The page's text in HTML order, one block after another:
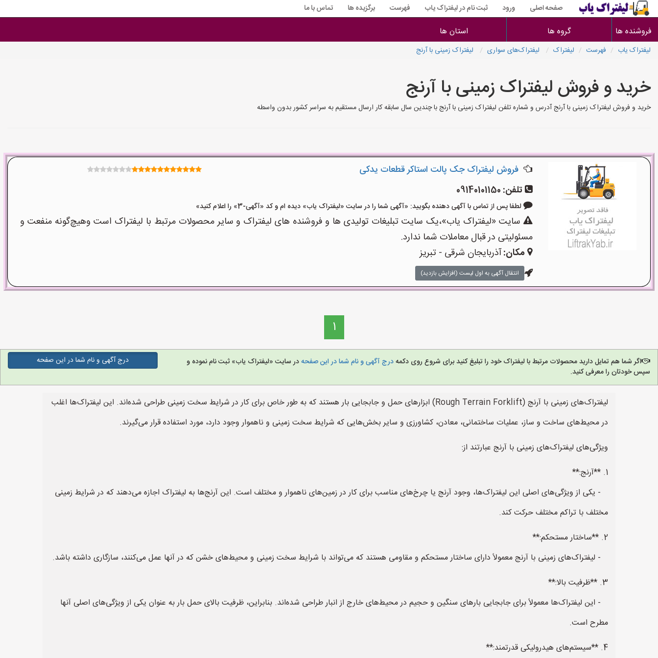
صفحه اصلی ورود ثبت نام در لیفتراک یاب فهرست برگزیده ها تماس با ما
فروشنده ها گروه ها استان ها
لیفتراک یاب فهرست لیفتراک لیفتراک‌های سواری لیفتراک‌ زمینی با آرنج
خرید و فروش لیفتراک‌ زمینی با آرنج
خرید و فروش لیفتراک‌ زمینی با آرنج آدرس و شماره تلفن لیفتراک‌ زمینی با آرنج با چندین سال سابقه کار ارسال مستقیم به سراسر کشور بدون واسطه
فروش لیفتراک جک پالت استاکر قطعات یدکی
تلفن: 09140101150
لطفا پس از تماس با آگهی دهنده بگویید: «آگهی شما را در سایت «لیفتراک یاب» دیده ام و کد «آگهی-3» را اعلام کنید»
سایت «لیفتراک یاب»،یک سایت تبلیغات تولیدی ها و فروشنده های لیفتراک و سایر محصولات مرتبط با لیفتراک است وهیچ‌گونه منفعت و
مسئولیتی در قبال معاملات شما ندارد.
مکان:آذربایجان شرقی - تبریز
انتقال آگهی به اول لیست (افزایش بازدید)
1
اگر شما هم تمایل دارید محصولات مرتبط با لیفتراک خود را تبلیغ کنید برای شروع روی دکمهدرج آگهی و نام شما در این صفحهدر سایت «لیفتراک یاب» ثبت نام نموده و
سپس خودتان را معرفی کنید.
درج آگهی و نام شما در این صفحه
لیفتراک‌های زمینی با آرنج (Rough Terrain Forklift) ابزارهای حمل و جابجایی بار هستند که به طور خاص برای کار در شرایط سخت زمینی طراحی شده‌اند. این لیفتراک‌ها اغلب
در محیط‌های ساخت و ساز، عملیات ساختمانی، معادن، کشاورزی و سایر بخش‌هایی که شرایط سخت زمینی و ناهموار وجود دارد، مورد استفاده قرار می‌گیرند.
ویژگی‌های لیفتراک‌های زمینی با آرنج عبارتند از:
1. **آرنج:**
- یکی از ویژگی‌های اصلی این لیفتراک‌ها، وجود آرنج یا چرخ‌های مناسب برای کار در زمین‌های ناهموار و مختلف است. این آرنج‌ها به لیفتراک اجازه می‌دهند که در شرایط زمینی
مختلف با تراکم مختلف حرکت کند.
2. **ساختار مستحکم:**
- لیفتراک‌های زمینی با آرنج معمولاً دارای ساختار مستحکم و مقاومی هستند که می‌تواند با شرایط سخت زمینی و محیط‌های خشن که در آنها عمل می‌کنند، سازگاری داشته باشد.
3. **ظرفیت بالا:**
- این لیفتراک‌ها معمولاً برای جابجایی بارهای سنگین و حجیم در محیط‌های خارج از انبار طراحی شده‌اند. بنابراین، ظرفیت بالای حمل بار به عنوان یکی از ویژگی‌های اصلی آنها
مطرح است.
4. **سیستم‌های هیدرولیکی قدرتمند:**